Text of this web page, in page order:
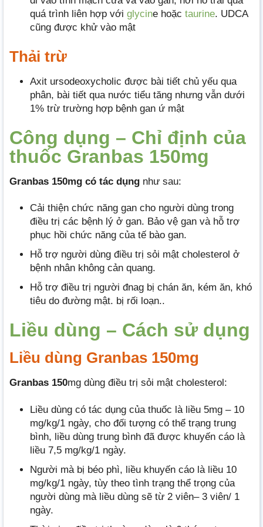
quá trình liên hợp với glycine hoặc taurine. UDCA
cũng được khử vào mật
Thải trừ
Axit ursodeoxycholic được bài tiết chủ yếu qua
phân, bài tiết qua nước tiểu tăng nhưng vẫn dưới
1% trừ trường hợp bệnh gan ứ mật
Công dụng – Chỉ định của
thuốc Granbas 150mg
Granbas 150mg có tác dụng như sau:
Cải thiện chức năng gan cho người dùng trong
điều trị các bệnh lý ở gan. Bảo vệ gan và hỗ trợ
phục hồi chức năng của tế bào gan.
Hỗ trợ người dùng điều trị sỏi mật cholesterol ở
bệnh nhân không cản quang.
Hỗ trợ điều trị người đnag bị chán ăn, kém ăn, khó
tiêu do đường mật. bị rối loạn..
Liều dùng – Cách sử dụng
Liều dùng Granbas 150mg
Granbas 150mg dùng điều trị sỏi mật cholesterol:
Liều dùng có tác dụng của thuốc là liều 5mg – 10
mg/kg/1 ngày, cho đối tượng có thể trạng trung
bình, liều dùng trung bình đã được khuyến cáo là
liều 7,5 mg/kg/1 ngày.
Người mà bị béo phì, liều khuyến cáo là liều 10
mg/kg/1 ngày, tùy theo tình trạng thể trọng của
người dùng mà liều dùng sẽ từ 2 viên– 3 viên/ 1
ngày.